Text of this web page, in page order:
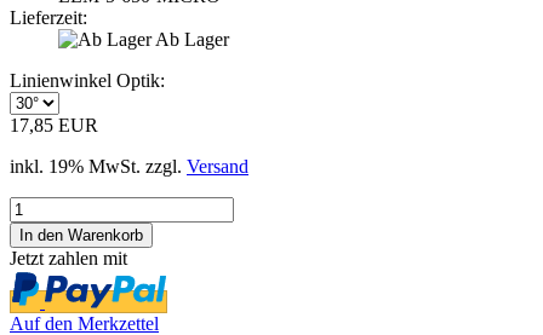
Lieferzeit:
Ab Lager
Linienwinkel Optik:
17,85 EUR
inkl. 19% MwSt. zzgl. Versand
Jetzt zahlen mit
Auf den Merkzettel